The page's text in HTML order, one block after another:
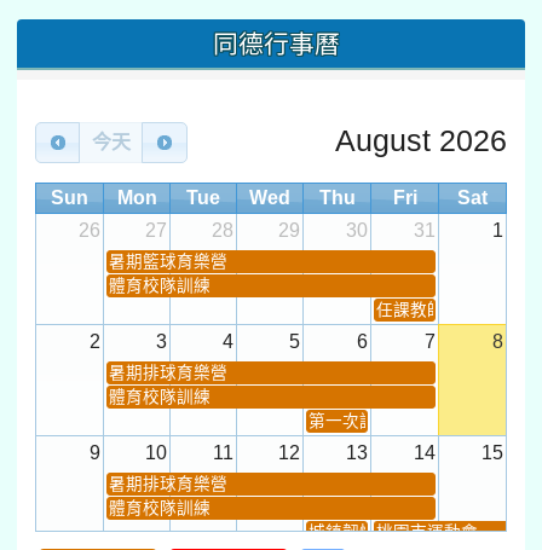
同德行事曆
今天 August 2026
Sun Mon Tue Wed Thu Fri
Sat
26
27 28 29 30 31 1
暑期籃球育樂營
體育校隊訓練
任課教師抽籤
2 3 4 5 6 7 8
暑期排球育樂營
體育校隊訓練
第一次課發會 (12:30~)
9 10 11 12 13 14 15
暑期排球育樂營
體育校隊訓練
城鎮韌性(防空)演習
桃園市運動會